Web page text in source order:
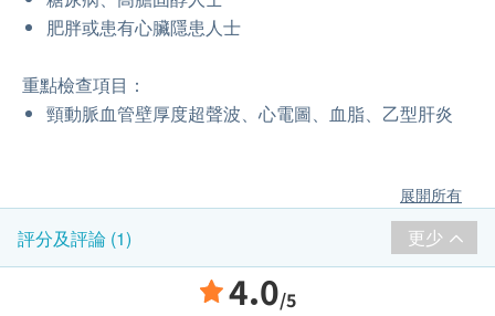
肥胖或患有心臟隱患人士
重點檢查項目：
頸動脈血管壁厚度超聲波、心電圖、血脂、乙型肝炎
展開所有
評分及評論 (1) 更少
4.0/5